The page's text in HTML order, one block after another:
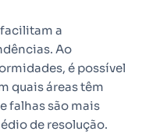
a
Ao
é possível
quais áreas têm
falhas são mais
de resolução.